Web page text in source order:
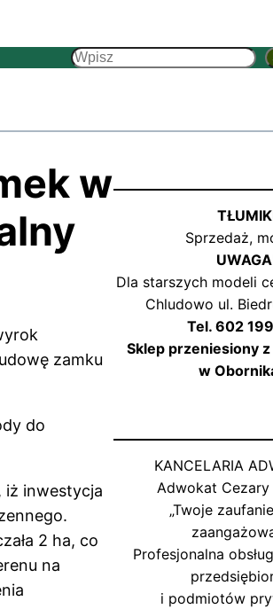
Szukaj
w
zamku
do
iż inwestycja
2 ha, co
na
Sprzedaż,
Dla starszych modeli
Chludowo ul.
Tel. 602
Sklep przeniesiony
w
KANCELARIA
Adwokat Cezary
„Twoje
Profesjonalna
i podmiotów